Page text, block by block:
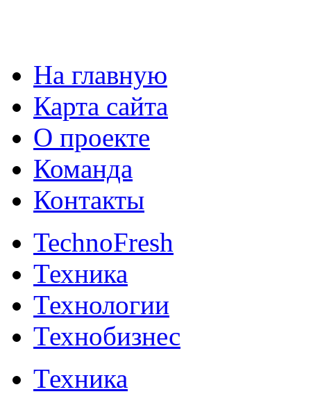
На главную
Карта сайта
О проекте
Команда
Контакты
TechnoFresh
Техника
Технологии
Технобизнес
Техника